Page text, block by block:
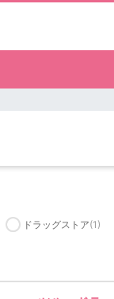
ドラッグストア(1)